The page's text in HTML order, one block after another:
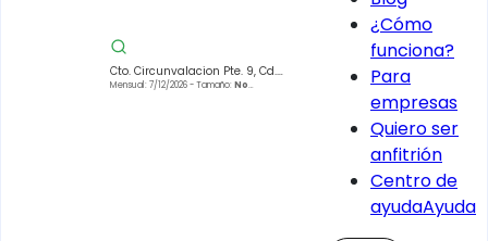
Cto. Circunvalacion Pte. 9, Cd.
Satélite, 53100 Naucalpan de
Mensual: 7/12/2026- Tamaño: No
¿Cómo
funciona?
Para
empresas
Quiero ser
anfitrión
Centro de
ayudaAyuda